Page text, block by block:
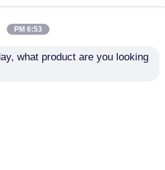
ملحق MSM
6:53 PM
what product are you looking